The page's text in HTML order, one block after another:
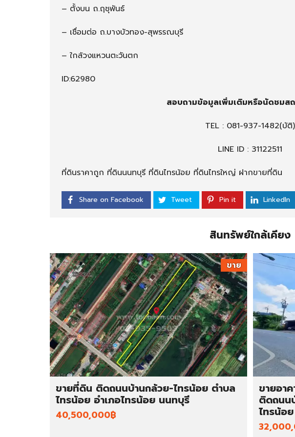
– ตั้งบน ถ.ฤชุพันธ์
– เชื่อมต่อ ถ.บางบัวทอง-สุพรรณบุรี
– ใกล้วงแหวนตะวันตก
ID:62980
สอบถามข้อมูลเพิ่มเติมหรือนัดชมส
TEL : 081-937-1482(บัติ)
LINE ID : 31122511
ที่ดินราคาถูก ที่ดินนนทบุรี ที่ดินไทรน้อย ที่ดินไทรใหญ่ ฝากขายที่ดิน
Share on Facebook Tweet Pin it LinkedIn
สินทรัพย์ใกล้เคียง
ขาย
ขายที่ดิน ติดถนนบ้านกล้วย-ไทรน้อย ตำบล
ไทรน้อย อำเภอไทรน้อย นนทบุรี
40,500,000฿
ขายอา
ติดถนน
ไทรน้อ